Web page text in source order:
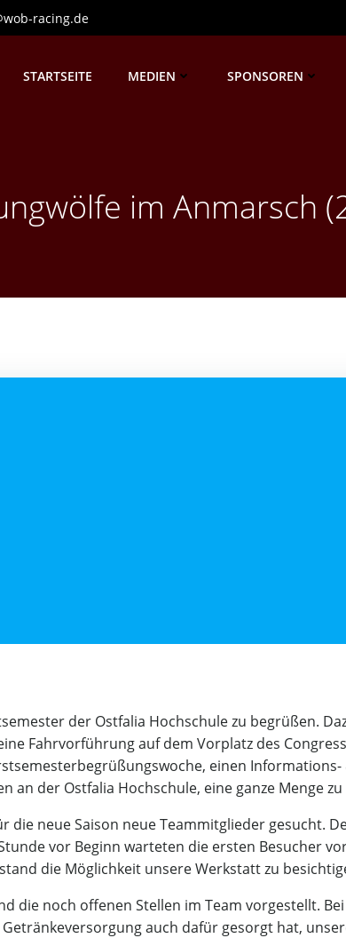
racing.de
STARTSEITE MEDIEN SPONSOREN
im Anmarsch
der Ostfalia Hochschule zu begrüßen.
Fahrvorführung auf dem Vorplatz des
einen
an der Ostfalia Hochschule, eine ganze Menge zu
die neue Saison neue Teammitglieder gesucht.
vor Beginn warteten die ersten Besucher
die Möglichkeit unsere Werkstatt zu
die noch offenen Stellen im Team vorgestellt.
auch dafür gesorgt hat,